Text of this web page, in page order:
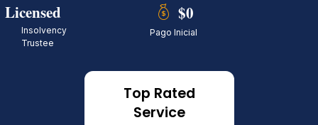
Licensed
Insolvency
Trustee
$0
Pago Inicial
Top Rated
Service